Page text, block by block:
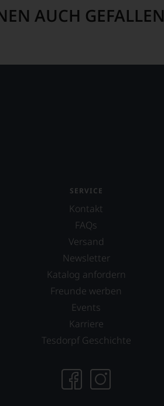
AUCH GEFALLEN
SERVICE
Kontakt
FAQs
Versand
Newsletter
Katalog anfordern
Freunde werben
Events
Karriere
Tesdorpf Geschichte